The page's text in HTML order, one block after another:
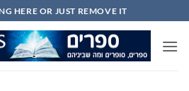
to
content
HERE OR JUST REMOVE IT...